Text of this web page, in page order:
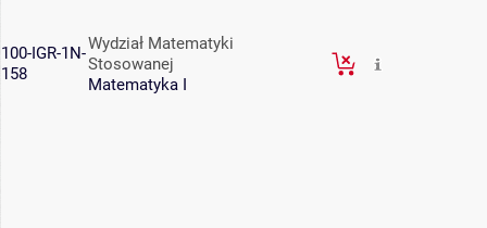
100-IGR-1N-
158
Wydział Matematyki
Stosowanej
Matematyka I